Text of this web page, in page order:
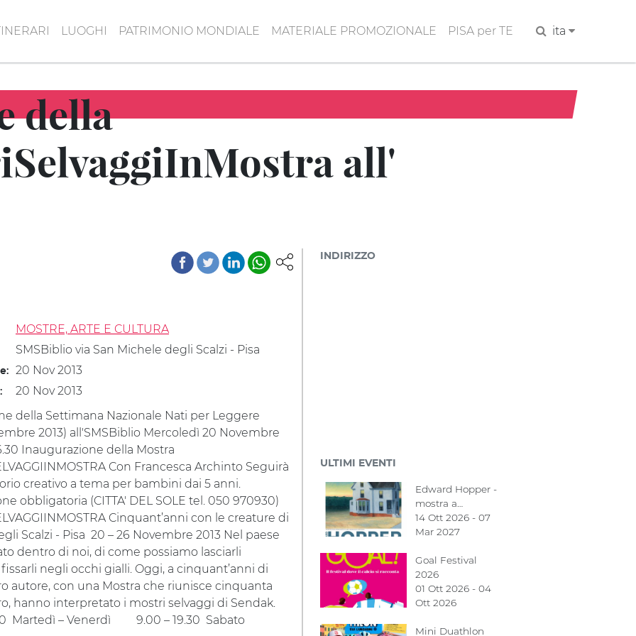
LUOGHI PATRIMONIO MONDIALE MATERIALE PROMOZIONALE PISA per TE Cerca ita
della
all'
MOSTRE, ARTE E CULTURA
SMSBiblio via San Michele degli Scalzi - Pisa
20 Nov 2013
20 Nov 2013
della Settimana Nazionale Nati per Leggere
2013) all'SMSBiblio Mercoledì 20 Novembre
Inaugurazione della Mostra
Con Francesca Archinto Seguirà
creativo a tema per bambini dai 5 anni.
obbligatoria (CITTA' DEL SOLE tel. 050 970930)
Cinquant’anni con le creature di
Scalzi - Pisa 20 – 26 Novembre 2013 Nel paese
dentro di noi, di come possiamo lasciarli
negli occhi gialli. Oggi, a cinquant’anni di
autore, con una Mostra che riunisce cinquanta
hanno interpretato i mostri selvaggi di Sendak.
– Venerdì 9.00 – 19.30 Sabato
INDIRIZZO
ULTIMI EVENTI
Edward Hopper -
mostra a…
14 Ott 2026 - 07
Mar 2027
Goal Festival
2026
01 Ott 2026 - 04
Ott 2026
Mini Duathlon